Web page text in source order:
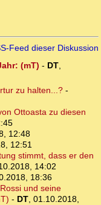
Feed dieser Diskussion
(mT) - DT,
zu halten...?-
Ottoasta zu diesen
12:48
12:51
stimmt, dass er den
14:02
18:36
und seine
- DT, 01.10.2018,